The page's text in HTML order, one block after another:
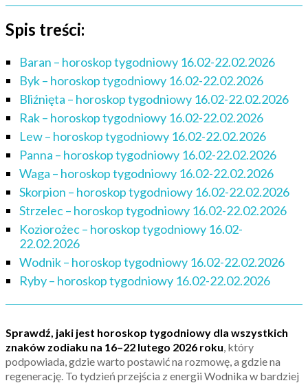
Spis treści:
Baran – horoskop tygodniowy 16.02-22.02.2026
Byk – horoskop tygodniowy 16.02-22.02.2026
Bliźnięta – horoskop tygodniowy 16.02-22.02.2026
Rak – horoskop tygodniowy 16.02-22.02.2026
Lew – horoskop tygodniowy 16.02-22.02.2026
Panna – horoskop tygodniowy 16.02-22.02.2026
Waga – horoskop tygodniowy 16.02-22.02.2026
Skorpion – horoskop tygodniowy 16.02-22.02.2026
Strzelec – horoskop tygodniowy 16.02-22.02.2026
Koziorożec – horoskop tygodniowy 16.02-
22.02.2026
Wodnik – horoskop tygodniowy 16.02-22.02.2026
Ryby – horoskop tygodniowy 16.02-22.02.2026
Sprawdź, jaki jest horoskop tygodniowy dla wszystkich
znaków zodiaku na 16–22 lutego 2026 roku, który
podpowiada, gdzie warto postawić na rozmowę, a gdzie na
regenerację. To tydzień przejścia z energii Wodnika w bardziej